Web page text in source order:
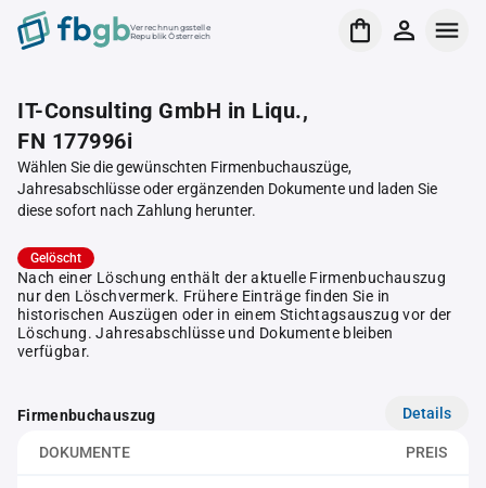
Verrechnungsstelle
Republik Österreich
IT-Consulting GmbH in Liqu.,
FN 177996i
Wählen Sie die gewünschten Firmenbuchauszüge,
Jahresabschlüsse oder ergänzenden Dokumente und laden Sie
diese sofort nach Zahlung herunter.
Gelöscht
Nach einer Löschung enthält der aktuelle Firmenbuchauszug
nur den Löschvermerk. Frühere Einträge finden Sie in
historischen Auszügen oder in einem Stichtagsauszug vor der
Löschung. Jahresabschlüsse und Dokumente bleiben
verfügbar.
Firmenbuchauszug Details
DOKUMENTE PREIS